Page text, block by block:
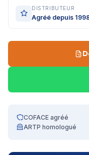
DISTRIBUTEUR
Agréé depuis
COFACE agréé
ARTP homologué